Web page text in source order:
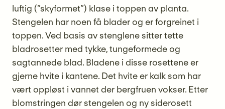
luftig (”skyformet”) klase i toppen av planta.
Stengelen har noen få blader og er forgreinet i
toppen. Ved basis av stenglene sitter tette
bladrosetter med tykke, tungeformede og
sagtannede blad. Bladene i disse rosettene er
gjerne hvite i kantene. Det hvite er kalk som har
vært oppløst i vannet der bergfruen vokser. Etter
blomstringen dør stengelen og ny siderosett